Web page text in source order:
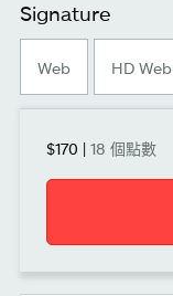
Signature
Web HD Web
$170 | 18 個點數